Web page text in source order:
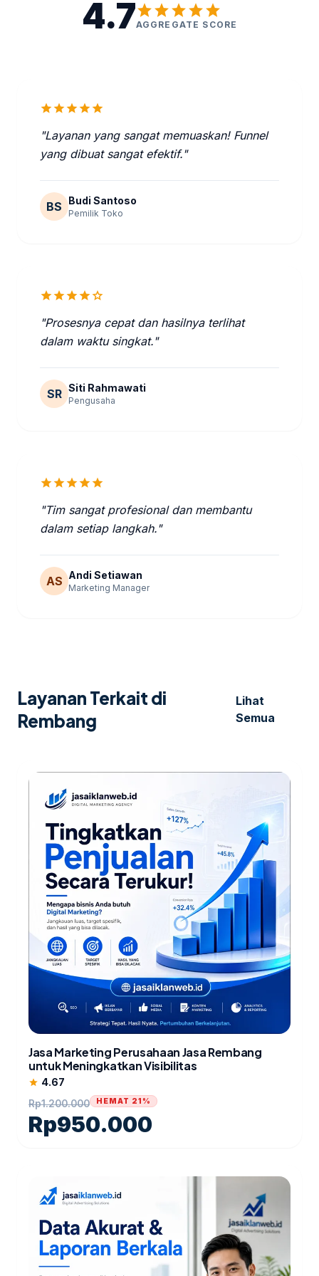
4.7starstarstarstarstar
AGGREGATE SCORE
starstarstarstarstar
"Layanan yang sangat memuaskan! Funnel
yang dibuat sangat efektif."
BS Budi Santoso
Pemilik Toko
starstarstarstarstar
"Prosesnya cepat dan hasilnya terlihat
dalam waktu singkat."
SR Siti Rahmawati
Pengusaha
starstarstarstarstar
"Tim sangat profesional dan membantu
dalam setiap langkah."
AS Andi Setiawan
Marketing Manager
Layanan Terkait di
Rembang
Lihat
Semua
Jasa Marketing Perusahaan Jasa Rembang
untuk Meningkatkan Visibilitas
star 4.67
Rp1.200.000
Rp950.000
HEMAT 21%